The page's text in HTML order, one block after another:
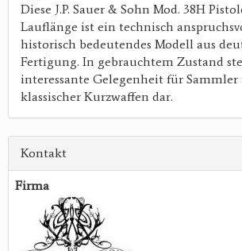
Diese J.P. Sauer & Sohn Mod. 38H
Lauflänge ist ein technisch
historisch bedeutendes Modell aus
Fertigung. In gebrauchtem Zustand
interessante Gelegenheit für
klassischer Kurzwaffen dar.
Kontakt
Firma